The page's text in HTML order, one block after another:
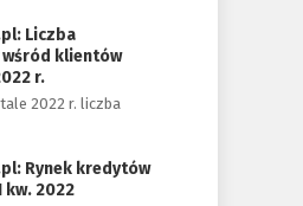
Liczba
klientów
r.
2022 r. liczba
Rynek kredytów
kw. 2022